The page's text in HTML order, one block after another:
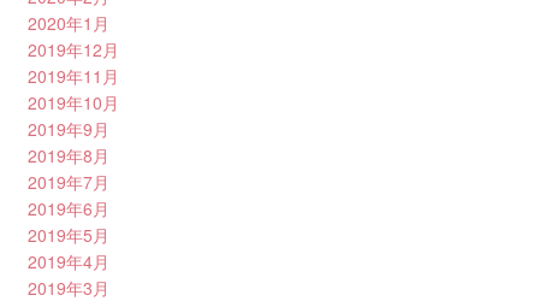
2020年1月
2019年12月
2019年11月
2019年10月
2019年9月
2019年8月
2019年7月
2019年6月
2019年5月
2019年4月
2019年3月